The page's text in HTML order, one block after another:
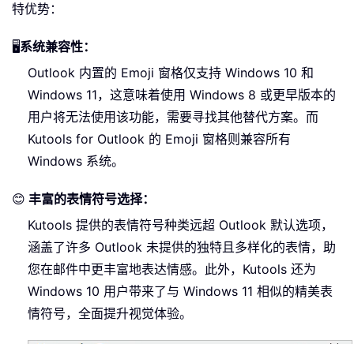
特优势：
🖥️系统兼容性：
Outlook 内置的 Emoji 窗格仅支持 Windows 10 和
Windows 11，这意味着使用 Windows 8 或更早版本的
用户将无法使用该功能，需要寻找其他替代方案。而
Kutools for Outlook 的 Emoji 窗格则兼容所有
Windows 系统。
😊 丰富的表情符号选择：
Kutools 提供的表情符号种类远超 Outlook 默认选项，
涵盖了许多 Outlook 未提供的独特且多样化的表情，助
您在邮件中更丰富地表达情感。此外，Kutools 还为
Windows 10 用户带来了与 Windows 11 相似的精美表
情符号，全面提升视觉体验。